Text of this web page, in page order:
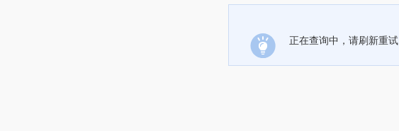
正在查询中，请刷新重试